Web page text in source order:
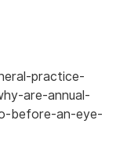
practice-
are-annual-
before-an-eye-